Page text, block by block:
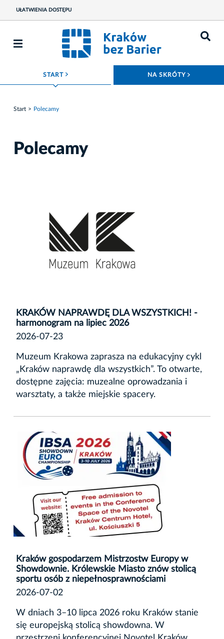
UŁATWIENIA DOSTĘPU
START ROZWIŃ MENU NA SKRÓTY
Start Polecamy
Polecamy
KRAKÓW NAPRAWDĘ DLA WSZYSTKICH! -
harmonogram na lipiec 2026
2026-07-23
Muzeum Krakowa zaprasza na edukacyjny cykl
„Kraków naprawdę dla wszystkich”. To otwarte,
dostępne zajęcia: muzealne oprowadzania i
warsztaty, a także miejskie spacery.
Kraków gospodarzem Mistrzostw Europy w
Showdownie. Królewskie Miasto znów stolicą
sportu osób z niepełnosprawnościami
2026-07-02
W dniach 3–10 lipca 2026 roku Kraków stanie
się europejską stolicą showdowna. W